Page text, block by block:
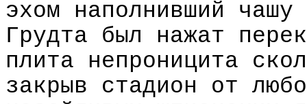
эхом наполнивший
Грудта был нажат
плита непроницита
закрыв стадион от